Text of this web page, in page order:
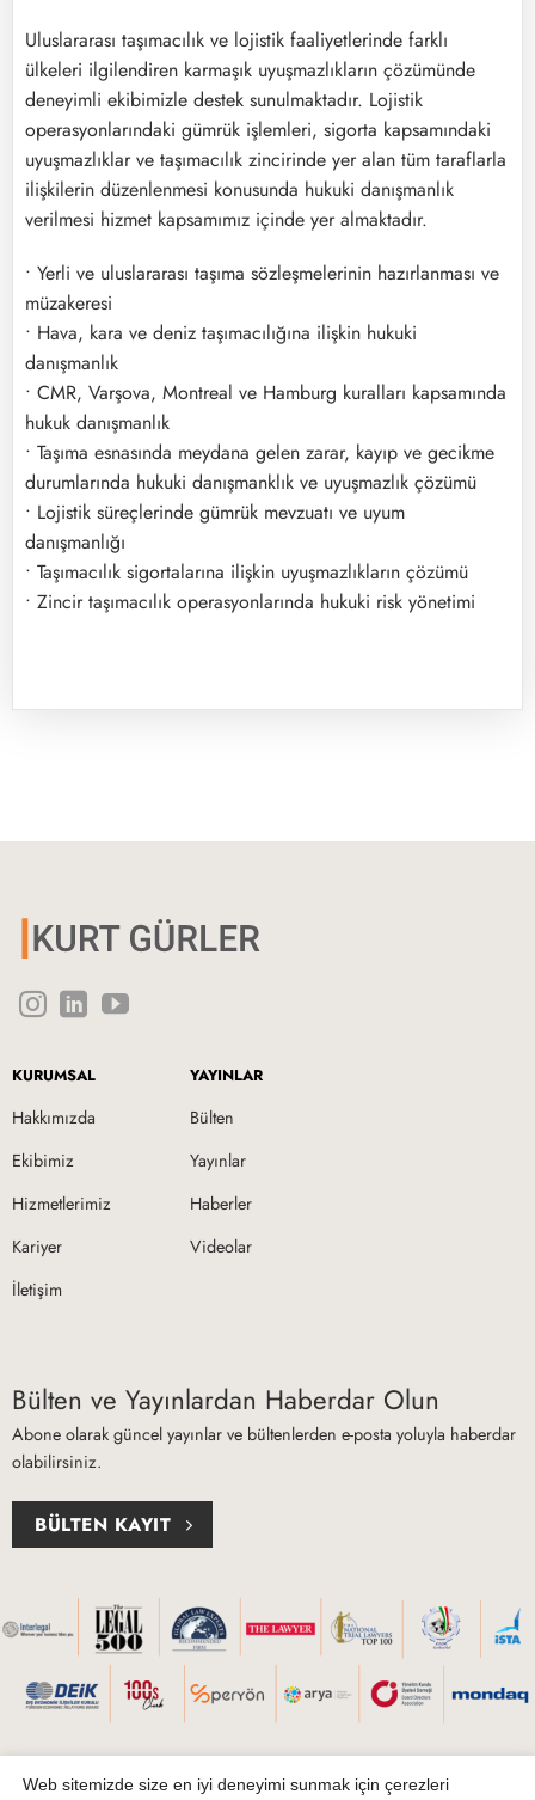
Uluslararası taşımacılık ve lojistik faaliyetlerinde farklı
ülkeleri ilgilendiren karmaşık uyuşmazlıkların çözümünde
deneyimli ekibimizle destek sunulmaktadır. Lojistik
operasyonlarındaki gümrük işlemleri, sigorta kapsamındaki
uyuşmazlıklar ve taşımacılık zincirinde yer alan tüm taraflarla
ilişkilerin düzenlenmesi konusunda hukuki danışmanlık
verilmesi hizmet kapsamımız içinde yer almaktadır.
• Yerli ve uluslararası taşıma sözleşmelerinin hazırlanması ve
müzakeresi
• Hava, kara ve deniz taşımacılığına ilişkin hukuki
danışmanlık
• CMR, Varşova, Montreal ve Hamburg kuralları kapsamında
hukuk danışmanlık
• Taşıma esnasında meydana gelen zarar, kayıp ve gecikme
durumlarında hukuki danışmanklık ve uyuşmazlık çözümü
• Lojistik süreçlerinde gümrük mevzuatı ve uyum
danışmanlığı
• Taşımacılık sigortalarına ilişkin uyuşmazlıkların çözümü
• Zincir taşımacılık operasyonlarında hukuki risk yönetimi
KURUMSAL
Hakkımızda
Ekibimiz
Hizmetlerimiz
Kariyer
İletişim
YAYINLAR
Bülten
Yayınlar
Haberler
Videolar
Bülten ve Yayınlardan Haberdar Olun
Abone olarak güncel yayınlar ve bültenlerden e-posta yoluyla haberdar
olabilirsiniz.
BÜLTEN KAYIT
Web sitemizde size en iyi deneyimi sunmak için çerezleri